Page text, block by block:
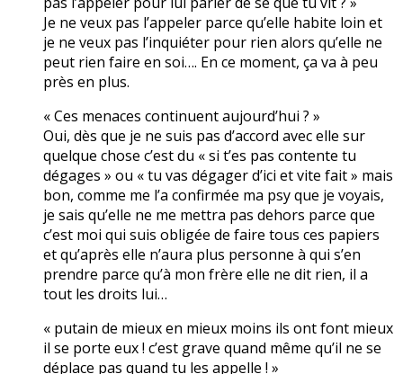
Je ne veux pas l’appeler parce qu’elle habite loin et
je ne veux pas l’inquiéter pour rien alors qu’elle ne
peut rien faire en soi…. En ce moment, ça va à peu
près en plus.
« Ces menaces continuent aujourd’hui ? »
Oui, dès que je ne suis pas d’accord avec elle sur
quelque chose c’est du « si t’es pas contente tu
dégages » ou « tu vas dégager d’ici et vite fait » mais
bon, comme me l’a confirmée ma psy que je voyais,
je sais qu’elle ne me mettra pas dehors parce que
c’est moi qui suis obligée de faire tous ces papiers
et qu’après elle n’aura plus personne à qui s’en
prendre parce qu’à mon frère elle ne dit rien, il a
tout les droits lui…
« putain de mieux en mieux moins ils ont font mieux
il se porte eux ! c’est grave quand même qu’il ne se
déplace pas quand tu les appelle ! »